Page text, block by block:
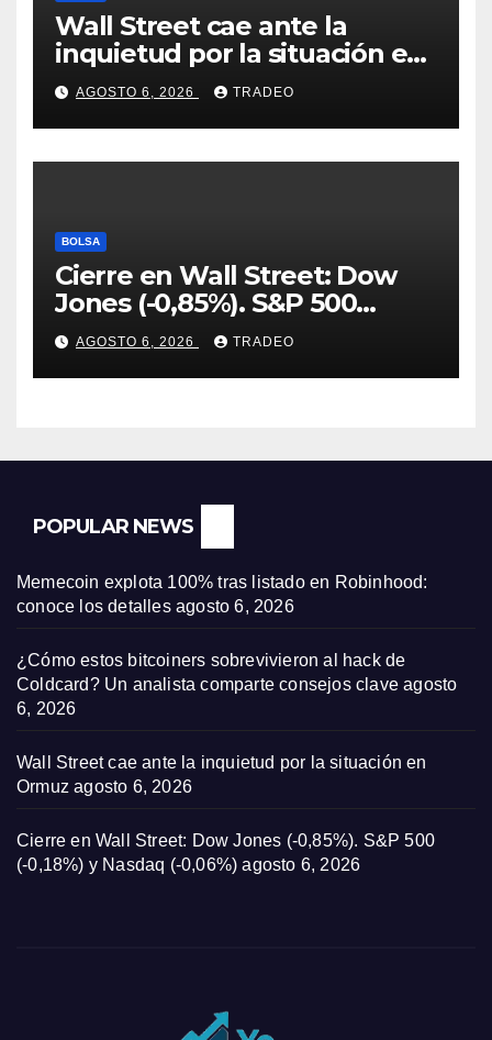
Wall Street cae ante la
inquietud por la situación en
Ormuz
AGOSTO 6, 2026 TRADEO
BOLSA
Cierre en Wall Street: Dow
Jones (-0,85%). S&P 500
(-0,18%) y Nasdaq (-0,06%)
AGOSTO 6, 2026 TRADEO
POPULAR NEWS
Memecoin explota 100% tras listado en Robinhood:
conoce los detalles agosto 6, 2026
¿Cómo estos bitcoiners sobrevivieron al hack de
Coldcard? Un analista comparte consejos clave agosto
6, 2026
Wall Street cae ante la inquietud por la situación en
Ormuz agosto 6, 2026
Cierre en Wall Street: Dow Jones (-0,85%). S&P 500
(-0,18%) y Nasdaq (-0,06%) agosto 6, 2026